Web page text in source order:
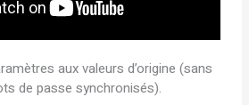
aux valeurs d’origine (sans
de passe synchronisés).